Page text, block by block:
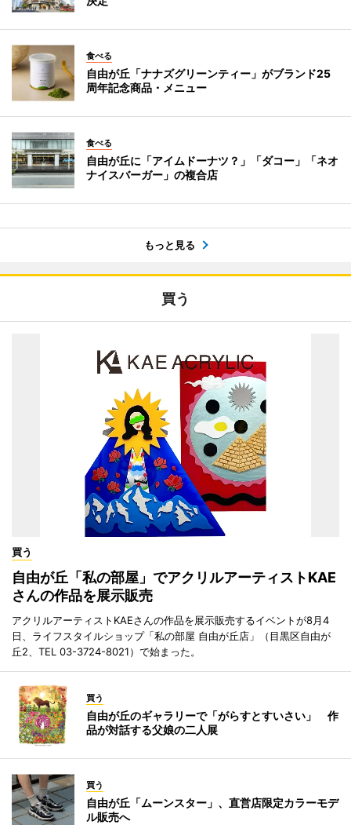
食べる
自由が丘「ナナズグリーンティー」がブランド25
周年記念商品・メニュー
食べる
自由が丘に「アイムドーナツ？」「ダコー」「ネオ
ナイスバーガー」の複合店
もっと見る
買う
買う
自由が丘「私の部屋」でアクリルアーティストKAE
さんの作品を展示販売
アクリルアーティストKAEさんの作品を展示販売するイベントが8月4
日、ライフスタイルショップ「私の部屋 自由が丘店」（目黒区自由が
丘2、TEL 03-3724-8021）で始まった。
買う
自由が丘のギャラリーで「がらすとすいさい」 作
品が対話する父娘の二人展
買う
自由が丘「ムーンスター」、直営店限定カラーモデ
ル販売へ